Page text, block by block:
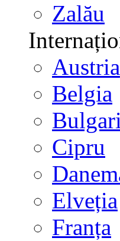
Zalău
Austria
Belgia
Cipru
Elveția
Franța